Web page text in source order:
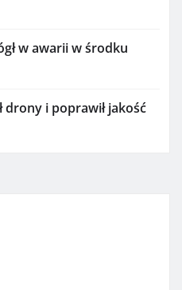
w awarii w środku
drony i poprawił jakość